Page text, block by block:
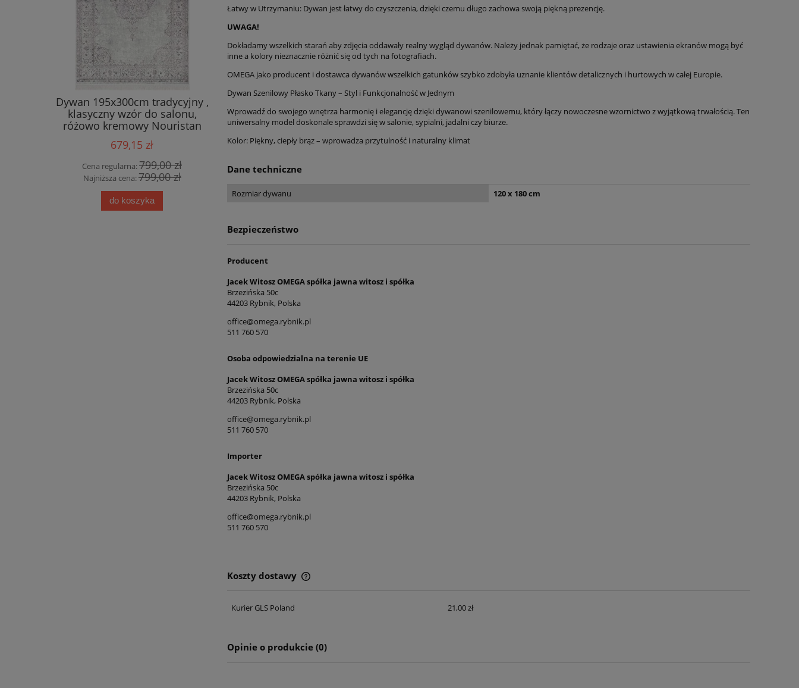
Dywan 195x300cm tradycyjny ,
klasyczny wzór do salonu,
różowo kremowy Nouristan
Oriental
679,15 zł
Cena regularna:799,00 zł
Najniższa cena:799,00 zł
do koszyka
Ekskluzywny czarny dywan z
wiskozy, Mint Rugs Nain Karun
200x300cm
679,15 zł
Cena regularna:
Dywan tradycyjny do salonu
195x300cm, NOURISTAN
FLOWERS ,klasyczny wzór zielono
kremowy w kwiaty, z frędzlami
679,15 zł
160x230cm , Villeroy&Boch
Łatwy w Utrzymaniu: Dywan jest łatwy do czyszczenia, dzięki czemu długo zachowa swoją piękną prezencję.
UWAGA!
Dokładamy wszelkich starań aby zdjęcia oddawały realny wygląd dywanów. Należy jednak pamiętać, że rodzaje oraz ustawienia ekranów mogą być
inne a kolory nieznacznie różnić się od tych na fotografiach.
OMEGA jako producent i dostawca dywanów wszelkich gatunków szybko zdobyła uznanie klientów detalicznych i hurtowych w całej Europie.
Dywan Szenilowy Płasko Tkany – Styl i Funkcjonalność w Jednym
Wprowadź do swojego wnętrza harmonię i elegancję dzięki dywanowi szenilowemu, który łączy nowoczesne wzornictwo z wyjątkową trwałością. Ten
uniwersalny model doskonale sprawdzi się w salonie, sypialni, jadalni czy biurze.
Kolor: Piękny, ciepły brąz – wprowadza przytulność i naturalny klimat
Dane techniczne
Rozmiar dywanu 120 x 180 cm
Bezpieczeństwo
Producent
Jacek Witosz OMEGA spółka jawna witosz i spółka
Brzezińska 50c
44203 Rybnik, Polska
office@omega.rybnik.pl
511 760 570
Osoba odpowiedzialna na terenie UE
Jacek Witosz OMEGA spółka jawna witosz i spółka
Brzezińska 50c
44203 Rybnik, Polska
office@omega.rybnik.pl
511 760 570
Importer
Jacek Witosz OMEGA spółka jawna witosz i spółka
Brzezińska 50c
44203 Rybnik, Polska
office@omega.rybnik.pl
511 760 570
Koszty dostawy
Kurier GLS Poland 21,00 zł
Opinie o produkcie (0)